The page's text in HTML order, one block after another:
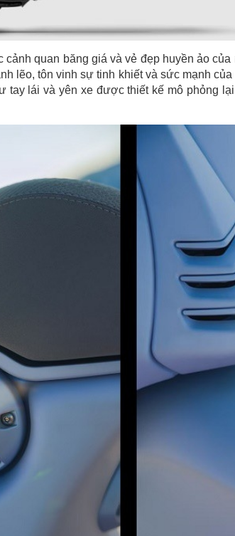
quan băng giá và vẻ đẹp huyền ảo
lẽo, tôn vinh sự tinh khiết và sức mạnh
tay lái và yên xe được thiết kế mô phỏng